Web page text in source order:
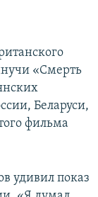
«Смерть
Беларуси,
фильма
удивил показ